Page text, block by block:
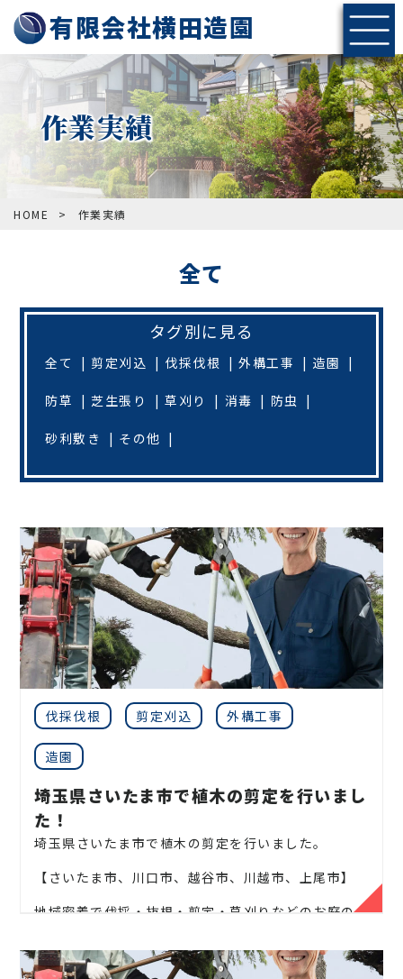
有限会社横田造園
作業実績
HOME > 作業実績
全て
タグ別に見る
全て 剪定刈込 伐採伐根 外構工事 造園
防草 芝生張り 草刈り 消毒 防虫
砂利敷き その他
伐採伐根 剪定刈込 外構工事
造園
埼玉県さいたま市で植木の剪定を行いまし
た！
埼玉県さいたま市で植木の剪定を行いました。
【さいたま市、川口市、越谷市、川越市、上尾市】
地域密着で伐採・抜根・剪定・草刈りなどのお庭の
い！